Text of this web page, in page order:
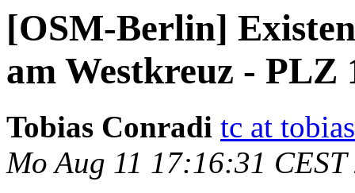
[OSM-Berlin]
am Westkreuz - PLZ
Tobias Conradi tc at
Mo Aug 11 17:16:31 CEST